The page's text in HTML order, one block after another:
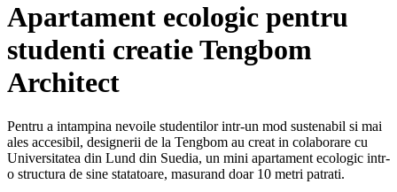
Apartament ecologic pentru
studenti creatie Tengbom
Architect
Pentru a intampina nevoile studentilor intr-un mod sustenabil si mai
ales accesibil, designerii de la Tengbom au creat in colaborare cu
Universitatea din Lund din Suedia, un mini apartament ecologic intr-
o structura de sine statatoare, masurand doar 10 metri patrati.